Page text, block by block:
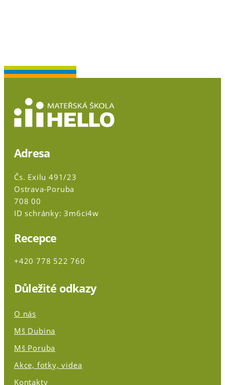
Adresa
Čs. Exilu 491/23
Ostrava-Poruba
708 00
ID schránky: 3m6ci4w
Recepce
+420 778 522 760
Důležité odkazy
O nás
Mš Dubina
Mš Poruba
Akce, fotky, videa
Kontakty